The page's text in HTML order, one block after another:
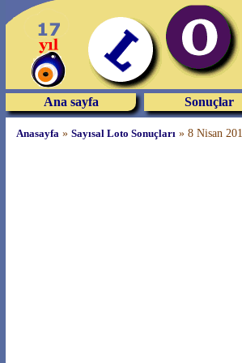
Ana sayfa Sonuçlar
Anasayfa » Sayısal Loto Sonuçları » 8 Nisan